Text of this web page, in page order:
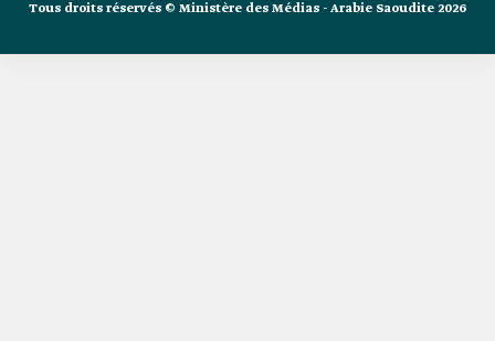
Tous droits réservés © Ministère des Médias - Arabie Saoudite 2026